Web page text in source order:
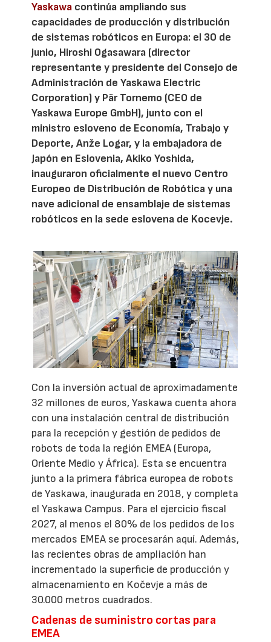
Yaskawa continúa ampliando sus
capacidades de producción y distribución
de sistemas robóticos en Europa: el 30 de
junio, Hiroshi Ogasawara (director
representante y presidente del Consejo de
Administración de Yaskawa Electric
Corporation) y Pär Tornemo (CEO de
Yaskawa Europe GmbH), junto con el
ministro esloveno de Economía, Trabajo y
Deporte, Anže Logar, y la embajadora de
Japón en Eslovenia, Akiko Yoshida,
inauguraron oficialmente el nuevo Centro
Europeo de Distribución de Robótica y una
nave adicional de ensamblaje de sistemas
robóticos en la sede eslovena de Kocevje.
Con la inversión actual de aproximadamente
32 millones de euros, Yaskawa cuenta ahora
con una instalación central de distribución
para la recepción y gestión de pedidos de
robots de toda la región EMEA (Europa,
Oriente Medio y África). Esta se encuentra
junto a la primera fábrica europea de robots
de Yaskawa, inaugurada en 2018, y completa
el Yaskawa Campus. Para el ejercicio fiscal
2027, al menos el 80% de los pedidos de los
mercados EMEA se procesarán aquí. Además,
las recientes obras de ampliación han
incrementado la superficie de producción y
almacenamiento en Kočevje a más de
30.000 metros cuadrados.
Cadenas de suministro cortas para
EMEA